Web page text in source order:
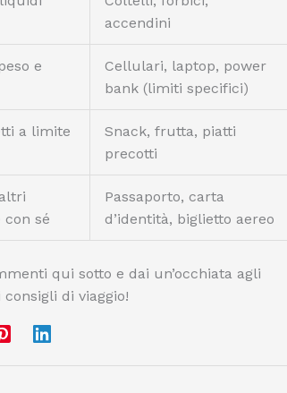
accendini
e
Cellulari, laptop, power
bank (limiti specifici)
a limite
Snack, frutta, piatti
precotti
sé
Passaporto, carta
d’identità, biglietto aereo
qui sotto e dai un’occhiata agli
di viaggio!